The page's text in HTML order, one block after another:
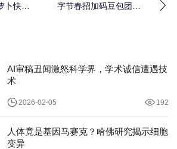
快跑
字节春招加码豆包团
AI审稿丑闻激怒科学界，学术诚信遭遇技
术
2026-02-05 192
人体竟是基因马赛克？哈佛研究揭示细胞
变异